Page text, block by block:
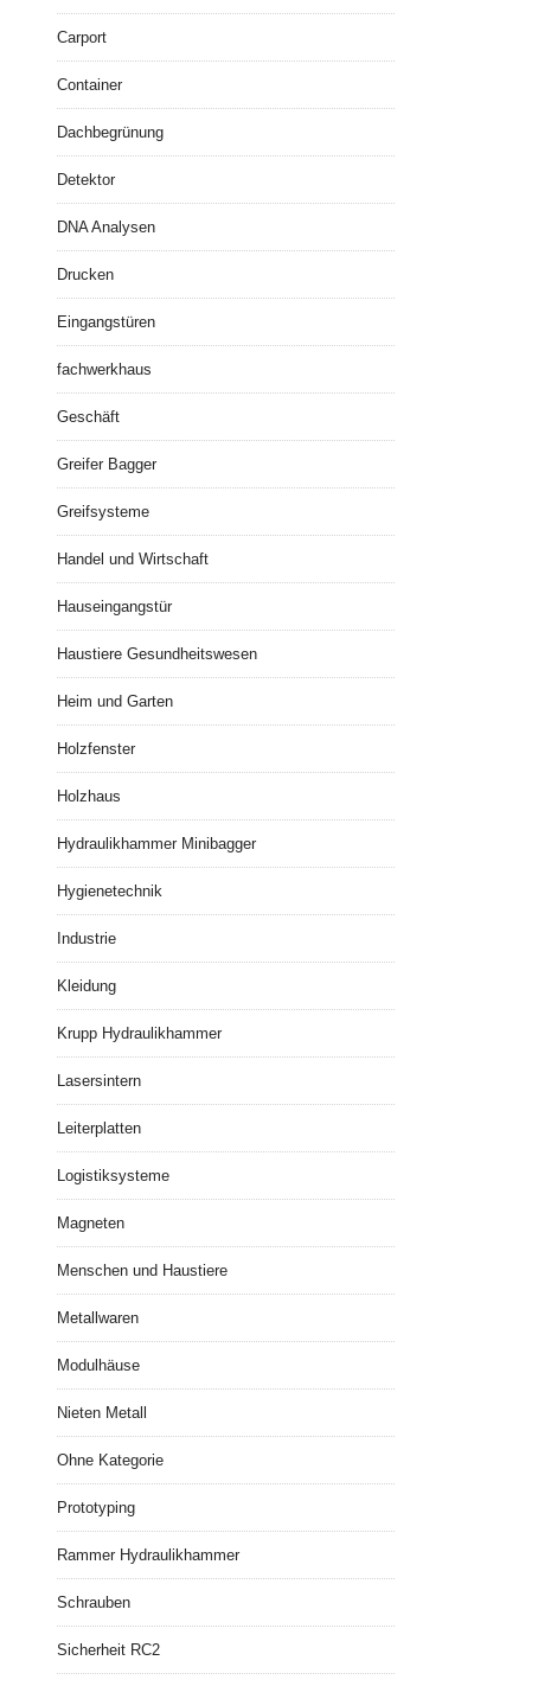
Carport
Container
Dachbegrünung
Detektor
DNA Analysen
Drucken
Eingangstüren
fachwerkhaus
Geschäft
Greifer Bagger
Greifsysteme
Handel und Wirtschaft
Hauseingangstür
Haustiere Gesundheitswesen
Heim und Garten
Holzfenster
Holzhaus
Hydraulikhammer Minibagger
Hygienetechnik
Industrie
Kleidung
Krupp Hydraulikhammer
Lasersintern
Leiterplatten
Logistiksysteme
Magneten
Menschen und Haustiere
Metallwaren
Modulhäuse
Nieten Metall
Ohne Kategorie
Prototyping
Rammer Hydraulikhammer
Schrauben
Sicherheit RC2